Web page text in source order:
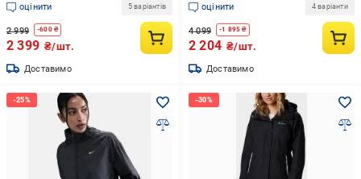
оцінити 5 варіантів
2 999 -600₴
2 399 ₴/шт.
Доставимо
оцінити 4 варіанти
4 099 -1 895 ₴
2 204 ₴/шт.
Доставимо